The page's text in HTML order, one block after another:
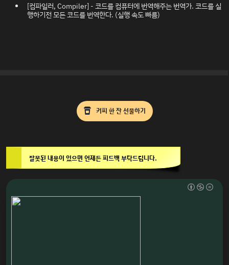
[컴파일러, Compiler] - 코드를 컴퓨터에 번역해주는 번역가. 코드를 실
행하기전 모든 코드를 번역한다. (실행 속도 빠름)
커피 한 잔 선물하기
잘못된 내용이 있으면 언제든 피드백 부탁드립니다.